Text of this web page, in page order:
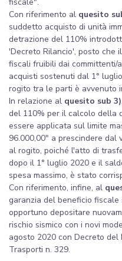
Con riferimento al quesito
suddetto acquisto di unità
detrazione del 110%
'Decreto Rilancio', posto che
fiscali fruibili dai committenti/
acquisti sostenuti dal 1°
rogito tra le parti è avvenuto
In relazione al quesito sub 3)
del 110% per il calcolo della
essere applicata sul limite
96.000,00" a prescindere dal
al rogito, poiché l'atto di
dopo il 1° luglio 2020 e il
spesa massimo, è stato
Con riferimento, infine, al
garanzia del beneficio
opportuno depositare
rischio sismico con i novi
agosto 2020 con Decreto
Trasporti n. 329.